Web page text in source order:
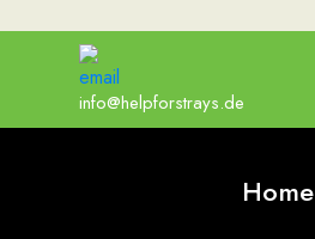
info@helpforstrays.de
Home